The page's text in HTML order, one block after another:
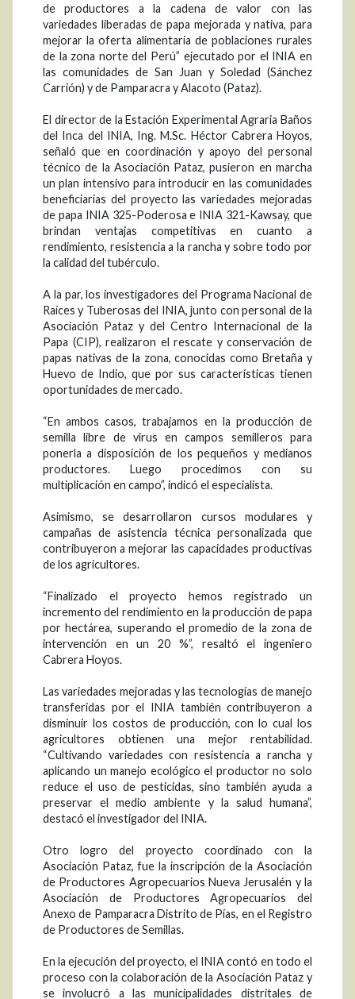
de productores a la cadena de valor con las
variedades liberadas de papa mejorada y nativa, para
mejorar la oferta alimentaria de poblaciones rurales
de la zona norte del Perú” ejecutado por el INIA en
las comunidades de San Juan y Soledad (Sánchez
Carrión) y de Pamparacra y Alacoto (Pataz).
El director de la Estación Experimental Agraria Baños
del Inca del INIA, Ing. M.Sc. Héctor Cabrera Hoyos,
señaló que en coordinación y apoyo del personal
técnico de la Asociación Pataz, pusieron en marcha
un plan intensivo para introducir en las comunidades
beneficiarias del proyecto las variedades mejoradas
de papa INIA 325-Poderosa e INIA 321-Kawsay, que
brindan ventajas competitivas en cuanto a
rendimiento, resistencia a la rancha y sobre todo por
la calidad del tubérculo.
A la par, los investigadores del Programa Nacional de
Raíces y Tuberosas del INIA, junto con personal de la
Asociación Pataz y del Centro Internacional de la
Papa (CIP), realizaron el rescate y conservación de
papas nativas de la zona, conocidas como Bretaña y
Huevo de Indio, que por sus características tienen
oportunidades de mercado.
“En ambos casos, trabajamos en la producción de
semilla libre de virus en campos semilleros para
ponerla a disposición de los pequeños y medianos
productores. Luego procedimos con su
multiplicación en campo”, indicó el especialista.
Asimismo, se desarrollaron cursos modulares y
campañas de asistencia técnica personalizada que
contribuyeron a mejorar las capacidades productivas
de los agricultores.
“Finalizado el proyecto hemos registrado un
incremento del rendimiento en la producción de papa
por hectárea, superando el promedio de la zona de
intervención en un 20 %”, resaltó el ingeniero
Cabrera Hoyos.
Las variedades mejoradas y las tecnologías de manejo
transferidas por el INIA también contribuyeron a
disminuir los costos de producción, con lo cual los
agricultores obtienen una mejor rentabilidad.
“Cultivando variedades con resistencia a rancha y
aplicando un manejo ecológico el productor no solo
reduce el uso de pesticidas, sino también ayuda a
preservar el medio ambiente y la salud humana”,
destacó el investigador del INIA.
Otro logro del proyecto coordinado con la
Asociación Pataz, fue la inscripción de la Asociación
de Productores Agropecuarios Nueva Jerusalén y la
Asociación de Productores Agropecuarios del
Anexo de Pamparacra Distrito de Pías, en el Registro
de Productores de Semillas.
En la ejecución del proyecto, el INIA contó en todo el
proceso con la colaboración de la Asociación Pataz y
se involucró a las municipalidades distritales de